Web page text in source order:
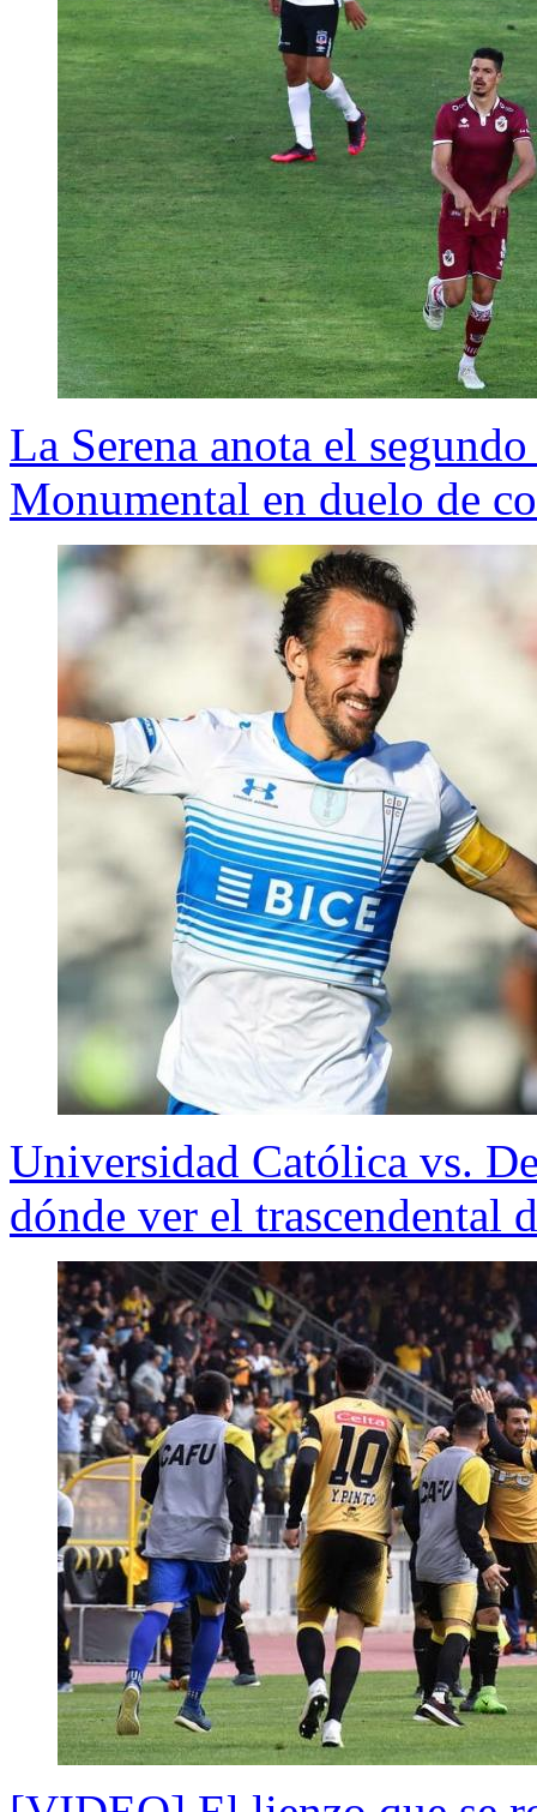
La Serena anota el
Monumental en duelo de
Universidad Católica vs.
dónde ver el trascendental